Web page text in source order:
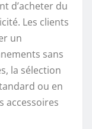
d’acheter du
Les clients
un
sans
la sélection
ou en
accessoires